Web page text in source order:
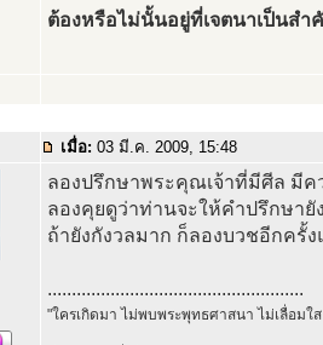
ต้องหรือไม่นั้นอยู่ที่เจตนาเป็นสำ
เมื่อ: 03 มี.ค. 2009, 15:48
ลองปรึกษาพระคุณเจ้าที่มีศีล มี
ลองคุยดูว่าท่านจะให้คำปรึกษายั
ถ้ายังกังวลมาก ก็ลองบวชอีกครั้
.....................................................
"ใครเกิดมา ไม่พบพระพุทธศาสนา ไม่เลื่อม